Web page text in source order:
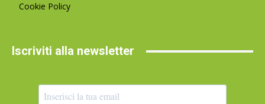
Cookie Policy
Iscriviti alla newsletter